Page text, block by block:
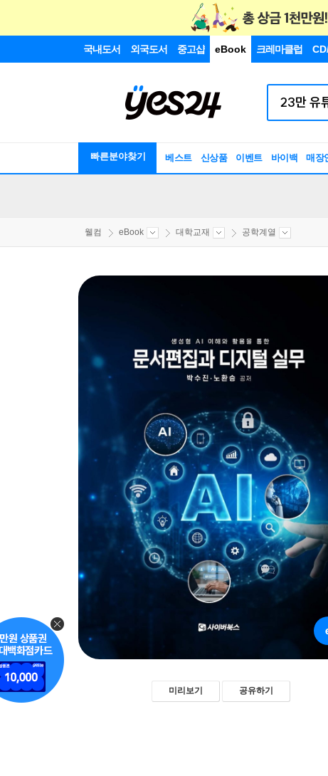
국내도서 외국도서 중고샵 eBook 크레마클럽
빠른분야찾기 베스트 신상품 이벤트 바이백 매장
웰컴 eBook 대학교재 공학계열
미리보기 공유하기